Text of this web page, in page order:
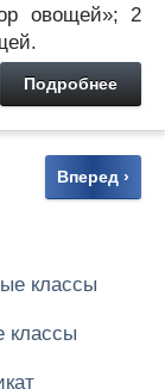
овощей»; 2
Подробнее
Вперед ›
классы
классы